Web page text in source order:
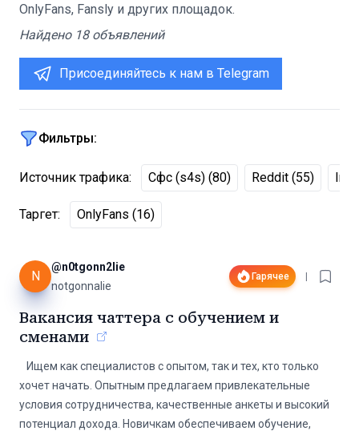
OnlyFans, Fansly и других площадок.
Найдено 18объявлений
Присоединяйтесь к нам в Telegram
Фильтры:
Источник трафика: Сфс (s4s) (80) Reddit (55)
Таргет: OnlyFans (16)
N
@n0tgonn2lie
notgonnalie
Гарячее
Вакансия чаттера с обучением и
сменами
️ ️ ️ Ищем как специалистов с опытом, так и тех, кто только
хочет начать. Опытным предлагаем привлекательные
условия сотрудничества, качественные анкеты и высокий
потенциал дохода. Новичкам обеспечиваем обучение,